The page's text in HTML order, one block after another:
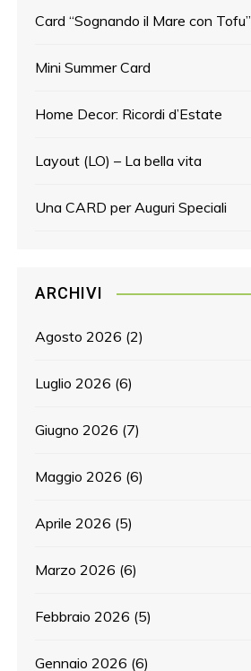
Card “Sognando il Mare con Tofu”
Mini Summer Card
Home Decor: Ricordi d’Estate
Layout (LO) – La bella vita
Una CARD per Auguri Speciali
ARCHIVI
Agosto 2026 (2)
Luglio 2026 (6)
Giugno 2026 (7)
Maggio 2026 (6)
Aprile 2026 (5)
Marzo 2026 (6)
Febbraio 2026 (5)
Gennaio 2026 (6)